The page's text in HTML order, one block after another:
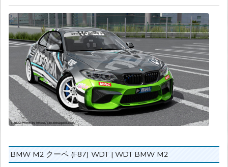
BMW M2 クーペ (F87) WDT | WDT BMW M2